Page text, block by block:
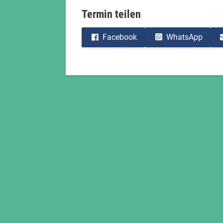
Termin teilen
Facebook WhatsApp